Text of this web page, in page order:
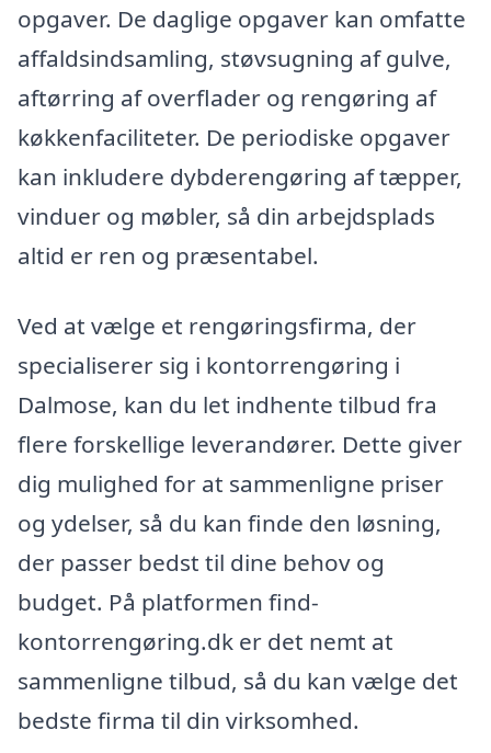
opgaver. De daglige opgaver kan omfatte
affaldsindsamling, støvsugning af gulve,
aftørring af overflader og rengøring af
køkkenfaciliteter. De periodiske opgaver
kan inkludere dybderengøring af tæpper,
vinduer og møbler, så din arbejdsplads
altid er ren og præsentabel.
Ved at vælge et rengøringsfirma, der
specialiserer sig i kontorrengøring i
Dalmose, kan du let indhente tilbud fra
flere forskellige leverandører. Dette giver
dig mulighed for at sammenligne priser
og ydelser, så du kan finde den løsning,
der passer bedst til dine behov og
budget. På platformen find-
kontorrengøring.dk er det nemt at
sammenligne tilbud, så du kan vælge det
bedste firma til din virksomhed.